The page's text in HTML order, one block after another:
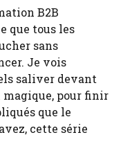
B2B
que tous les
sans
Je vois
saliver devant
magique, pour finir
que le
cette série